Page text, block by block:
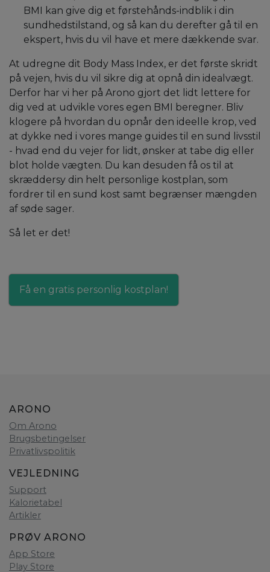
BMI kan give dig et førstehånds-indblik i din
sundhedstilstand, og så kan du derefter gå til en
ekspert, hvis du vil have et mere dækkende svar.
At udregne dit Body Mass Index, er det første skridt
på vejen, hvis du vil sikre dig at opnå din idealvægt.
Derfor har vi her på Arono gjort det lidt lettere for
dig ved at udvikle vores egen BMI beregner. Bliv
klogere på hvordan du opnår den ideelle krop, ved
at dykke ned i vores mange guides til en sund livsstil
- hvad end du vejer for lidt, ønsker at tabe dig eller
blot holde vægten. Du kan desuden få os til at
skræddersy din helt personlige kostplan, som
fordrer til en sund kost samt begrænser mængden
af søde sager.
Så let er det!
Få en gratis personlig kostplan!
ARONO
Om Arono
Brugsbetingelser
Privatlivspolitik
VEJLEDNING
Support
Kalorietabel
Artikler
PRØV ARONO
App Store
Play Store